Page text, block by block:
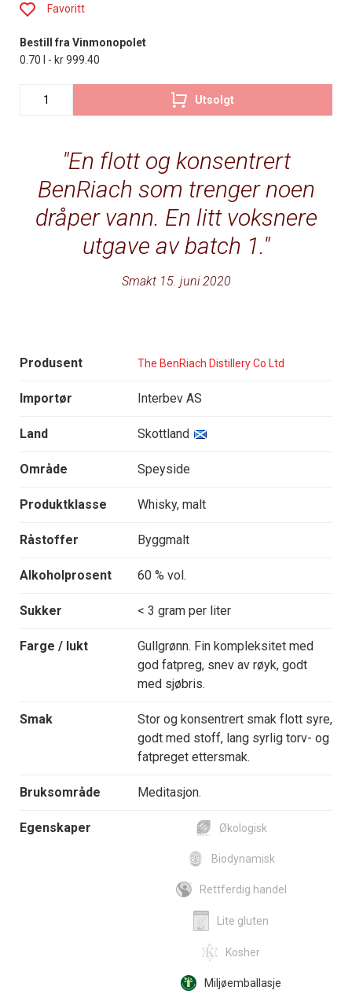
En flott og konsentrert
BenRiach som trenger noen
dråper vann. En litt voksnere
utgave av batch 1.
Smakt 15. juni 2020
Produsent The BenRiach Distillery Co Ltd
Importør Interbev AS
Land Skottland
Område Speyside
Produktklasse Whisky, malt
Råstoffer Byggmalt
Alkoholprosent 60 % vol.
Sukker < 3 gram per liter
Farge / lukt
Gullgrønn. Fin kompleksitet med
god fatpreg, snev av røyk, godt
med sjøbris.
Smak
Stor og konsentrert smak flott syre,
godt med stoff, lang syrlig torv- og
fatpreget ettersmak.
Bruksområde Meditasjon.
Egenskaper Økologisk
Biodynamisk
Rettferdig handel
Lite gluten
Kosher
Miljøemballasje
Favoritt
Bestill fra Vinmonopolet
0.70 l - kr 999.40
Utsolgt